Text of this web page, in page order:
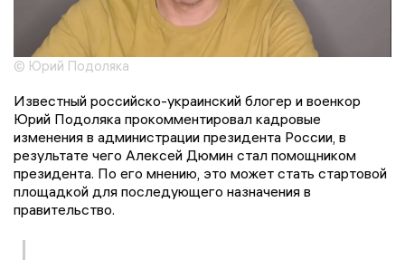
© Юрий Подоляка
Известный российско-украинский блогер и военкор
Юрий Подоляка прокомментировал кадровые
изменения в администрации президента России, в
результате чего Алексей Дюмин стал помощником
президента. По его мнению, это может стать стартовой
площадкой для последующего назначения в
правительство.